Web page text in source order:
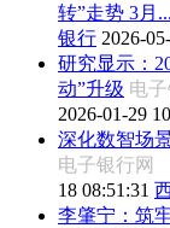
转”走势 3月...
银行 2026-
研究显示：
动”升级 电
2026-01-29
深化数智场
电子银行网
18 08:51:31
李肇宁：筑